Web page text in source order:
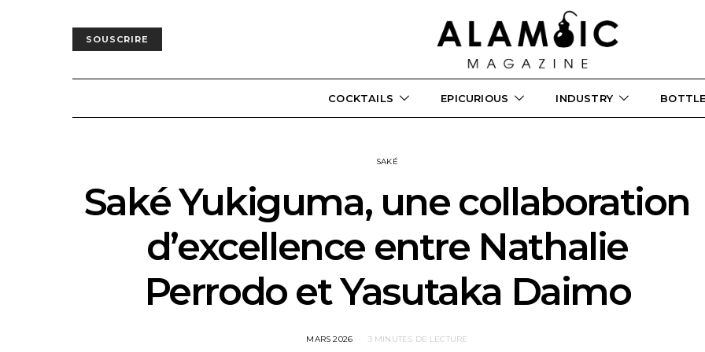
SOUSCRIRE
COCKTAILS EPICURIOUS INDUSTRY
SAKÉ
Saké Yukiguma, une collaboration
d’excellence entre Nathalie
Perrodo et Yasutaka Daimo
POSTED
MARS 2026 3 MINUTES DE LECTURE